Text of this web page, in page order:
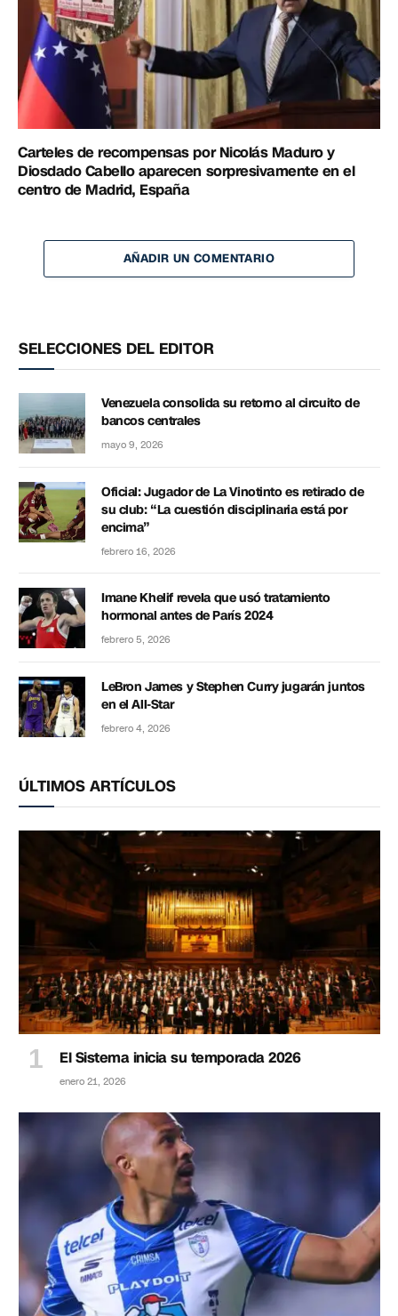
Carteles de recompensas por Nicolás Maduro y
Diosdado Cabello aparecen sorpresivamente en el
centro de Madrid, España
AÑADIR UN COMENTARIO
SELECCIONES DEL EDITOR
Venezuela consolida su retorno al circuito de
bancos centrales
mayo 9, 2026
Oficial: Jugador de La Vinotinto es retirado de
su club: “La cuestión disciplinaria está por
encima”
febrero 16, 2026
Imane Khelif revela que usó tratamiento
hormonal antes de París 2024
febrero 5, 2026
LeBron James y Stephen Curry jugarán juntos
en el All-Star
febrero 4, 2026
ÚLTIMOS ARTÍCULOS
El Sistema inicia su temporada 2026
enero 21, 2026